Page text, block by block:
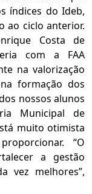
índices do Ideb,
ao ciclo anterior.
Costa de
com a FAA
na valorização
formação dos
nossos alunos
Municipal de
muito otimista
“O
a gestão
vez melhores”,